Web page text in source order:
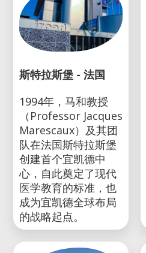
斯特拉斯堡 - 法国
1994年，马和教授
（Professor Jacques
Marescaux）及其团
队在法国斯特拉斯堡
创建首个宜凯德中
心，自此奠定了现代
医学教育的标准，也
成为宜凯德全球布局
的战略起点。